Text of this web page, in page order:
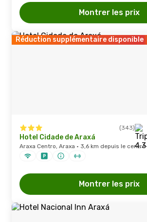
Montrer les prix
Réduction supplémentaire disponible
(343)
Hotel Cidade de Araxá
Araxa Centro, Araxa · 3,6 km depuis le
Montrer les prix